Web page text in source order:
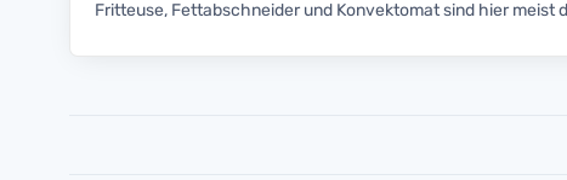
Fritteuse, Fettabschneider und Konvektomat sind hier meist